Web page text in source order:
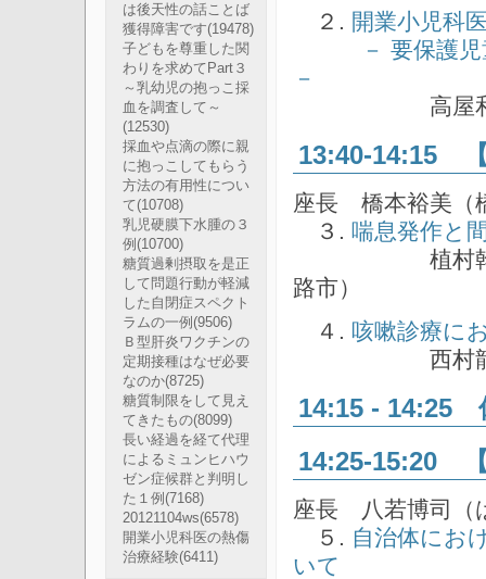
２. 開業小児科
－ 要保護
－
高屋和志（
13:40-14:15
座長 橋本裕美（
３. 喘息発作と
植村幹二郎
路市）
４. 咳嗽診療に
西村龍夫（
14:15 - 14:25
14:25-15:20
座長 八若博司（
５. 自治体にお
いて
は後天性の話ことば
獲得障害です(19478)
子どもを尊重した関
わりを求めてPart３
～乳幼児の抱っこ採
血を調査して～
(12530)
採血や点滴の際に親
に抱っこしてもらう
方法の有用性につい
て(10708)
乳児硬膜下水腫の３
例 (10700)
糖質過剰摂取を是正
して問題行動が軽減
した自閉症スペクト
ラムの一例 (9506)
Ｂ型肝炎ワクチンの
定期接種はなぜ必要
なのか(8725)
糖質制限をして見え
てきたもの(8099)
長い経過を経て代理
によるミュンヒハウ
ゼン症候群と判明し
た１例 (7168)
20121104ws(6578)
開業小児科医の熱傷
治療経験(6411)